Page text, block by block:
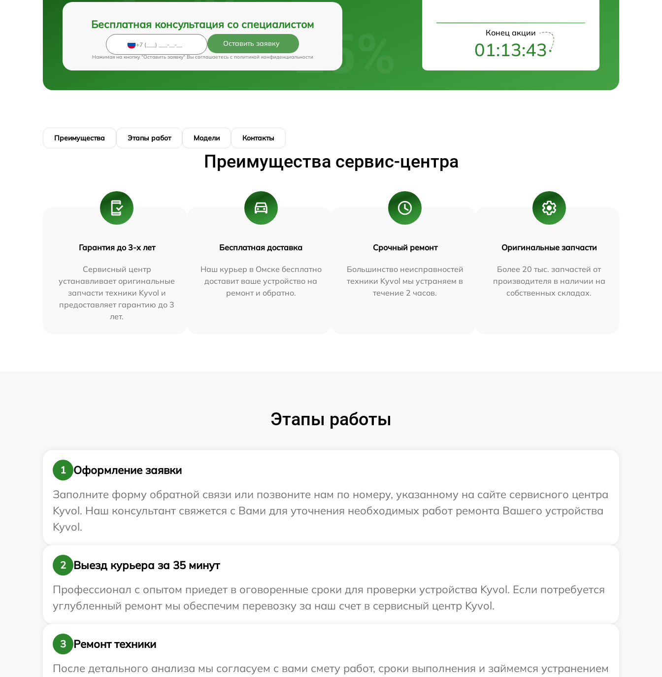
Бесплатная консультация со специалистом
Оставить заявку
Нажимая на кнопку "Оставить заявку" Вы соглашаетесь c политикой конфиденциальности
Конец акции
01:13:42
Преимущества Этапы работ Модели Контакты
Преимущества сервис-центра
Гарантия до 3-х лет
Сервисный центр
устанавливает оригинальные
запчасти техники Kyvol и
предоставляет гарантию до 3
лет.
Бесплатная доставка
Наш курьер в Омске бесплатно
доставит ваше устройство на
ремонт и обратно.
Срочный ремонт
Большинство неисправностей
техники Kyvol мы устраняем в
течение 2 часов.
Оригинальные запчасти
Более 20 тыс. запчастей от
производителя в наличии на
собственных складах.
Этапы работы
1
Оформление заявки
Заполните форму обратной связи или позвоните нам по номеру, указанному на сайте сервисного центра
Kyvol. Наш консультант свяжется с Вами для уточнения необходимых работ ремонта Вашего устройства
Kyvol.
2
Выезд курьера за 35 минут
Профессионал с опытом приедет в оговоренные сроки для проверки устройства Kyvol. Если потребуется
углубленный ремонт мы обеспечим перевозку за наш счет в сервисный центр Kyvol.
3
Ремонт техники
После детального анализа мы согласуем с вами смету работ, сроки выполнения и займемся устранением